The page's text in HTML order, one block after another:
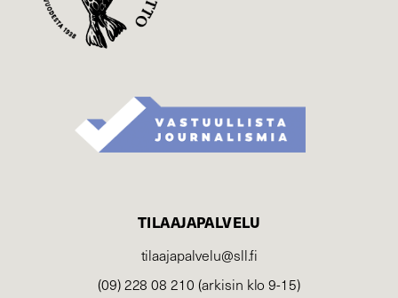
TILAAJAPALVELU
tilaajapalvelu@sll.fi
(09) 228 08 210 (arkisin klo 9-15)